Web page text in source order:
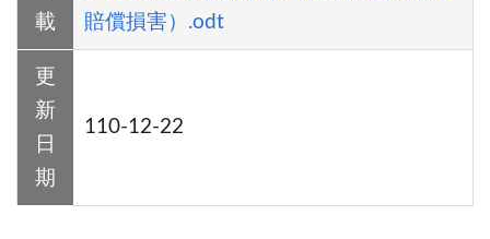
載
賠償損害）.odt
更
新
日
期
110-12-22